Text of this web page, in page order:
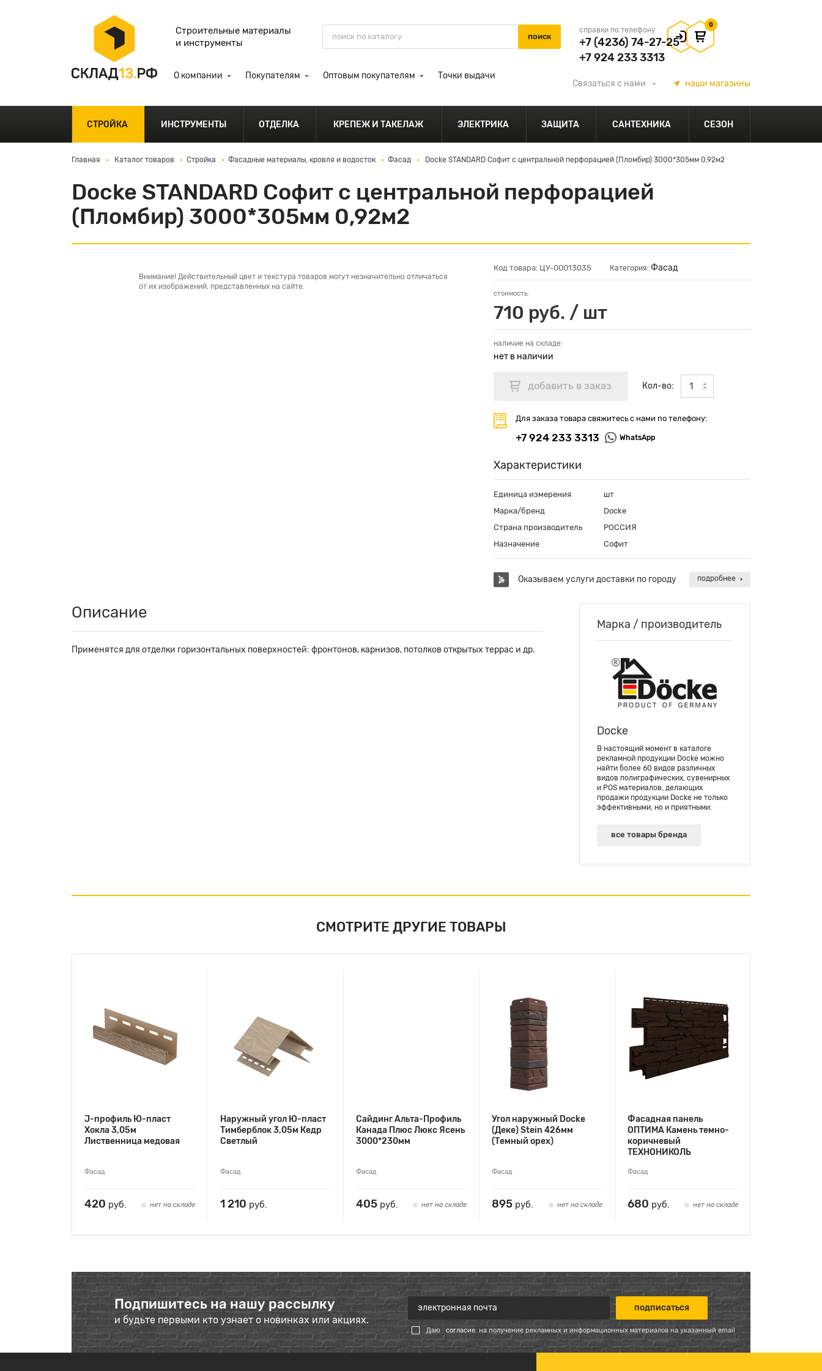
Строительные материалы
и инструменты
справки по телефону
+7 (4236) 74-27-25
+7 924 233 3313
0
О компании Покупателям Оптовым покупателям Точки выдачи
Связаться с нами наши магазины
СТРОЙКА ИНСТРУМЕНТЫ ОТДЕЛКА КРЕПЕЖ И ТАКЕЛАЖ ЭЛЕКТРИКА ЗАЩИТА САНТЕХНИКА СЕЗОН
Главная Каталог товаров Стройка Фасадные материалы, кровля и водосток Фасад Docke STANDARD Софит с центральной перфорацией (Пломбир) 3000*305мм 0,92м2
Docke STANDARD Софит с центральной перфорацией
(Пломбир) 3000*305мм 0,92м2
Внимание! Действительный цвет и текстура товаров могут незначительно отличаться
от их изображений, представленных на сайте.
Код товара: ЦУ-00013035 Категория: Фасад
стоимость:
710 руб. / шт
наличие на складе:
нет в наличии
Кол-во:
Для заказа товара свяжитесь с нами по телефону:
+7 924 233 3313 WhatsApp
Характеристики
Единица измерения
шт
Марка/бренд
Docke
Страна производитель
РОССИЯ
Назначение
Софит
Оказываем услуги доставки по городу подробнее
Описание
Применятся для отделки горизонтальных поверхностей: фронтонов, карнизов, потолков открытых террас и др.
Марка / производитель
Docke
В настоящий момент в каталоге
рекламной продукции Docke можно
найти более 60 видов различных
видов полиграфических, сувенирных
и POS материалов, делающих
продажи продукции Docke не только
эффективными, но и приятными.
все товары бренда
СМОТРИТЕ ДРУГИЕ ТОВАРЫ
J-профиль Ю-пласт
Хокла 3,05м
Лиственница медовая
Фасад
420 руб. нет на складе
Наружный угол Ю-пласт
Тимберблок 3,05м Кедр
Светлый
Фасад
1 210 руб.
Сайдинг Альта-Профиль
Канада Плюс Люкс Ясень
3000*230мм
Фасад
405 руб. нет на складе
Угол наружный Docke
(Деке) Stein 426мм
(Темный орех)
Фасад
895 руб. нет на складе
Фасадная панель
ОПТИМА Камень темно-
коричневый
ТЕХНОНИКОЛЬ
Фасад
680 руб. нет на складе
Подпишитесь на нашу рассылку
и будьте первыми кто узнает о новинках или акциях.
Даю согласие на получение рекламных и информационных материалов на указанный email